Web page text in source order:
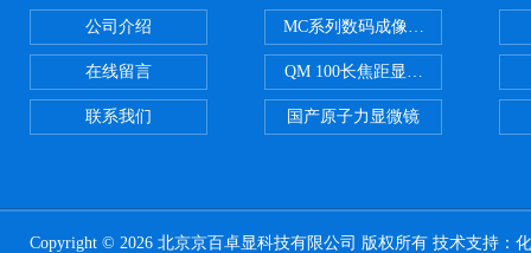
公司介绍
在线留言
联系我们
MC系列数码成像系统
QM 100长焦距显微镜
国产原子力显微镜
Copyright © 2026 北京京百卓显科技有限公司 版权所有 技术支持：